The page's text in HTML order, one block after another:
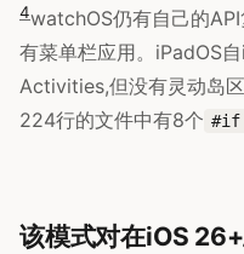
4watchOS仍有自己的
有菜单栏应用。iPadOS
Activities,但没有灵动岛
224行的文件中有8个 #if
该模式对在iOS